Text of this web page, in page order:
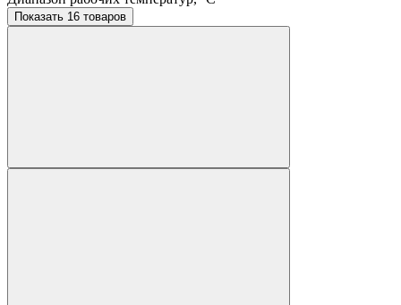
Показать 16 товаров